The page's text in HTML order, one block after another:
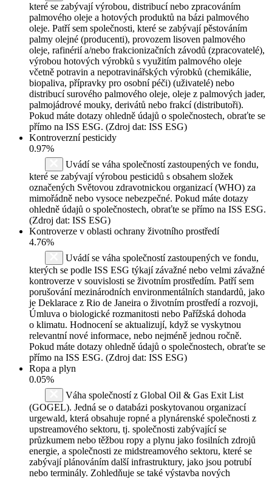
které se zabývají výrobou, distribucí nebo zpracováním
palmového oleje a hotových produktů na bázi palmového
oleje. Patří sem společnosti, které se zabývají pěstováním
palmy olejné (producenti), provozem lisoven palmového
oleje, rafinérií a/nebo frakcionizačních závodů (zpracovatelé),
výrobou hotových výrobků s využitím palmového oleje
včetně potravin a nepotravinářských výrobků (chemikálie,
biopaliva, přípravky pro osobní péči) (uživatelé) nebo
distribucí surového palmového oleje, oleje z palmových jader,
palmojádrové mouky, derivátů nebo frakcí (distributoři).
Pokud máte dotazy ohledně údajů o společnostech, obraťte se
přímo na ISS ESG. (Zdroj dat: ISS ESG)
Kontroverzní pesticidy
0.97%
Uvádí se váha společností zastoupených ve fondu,
které se zabývají výrobou pesticidů s obsahem složek
označených Světovou zdravotnickou organizací (WHO) za
mimořádně nebo vysoce nebezpečné. Pokud máte dotazy
ohledně údajů o společnostech, obraťte se přímo na ISS ESG.
(Zdroj dat: ISS ESG)
Kontroverze v oblasti ochrany životního prostředí
4.76%
Uvádí se váha společností zastoupených ve fondu,
kterých se podle ISS ESG týkají závažné nebo velmi závažné
kontroverze v souvislosti se životním prostředím. Patří sem
porušování mezinárodních environmentálních standardů, jako
je Deklarace z Rio de Janeira o životním prostředí a rozvoji,
Úmluva o biologické rozmanitosti nebo Pařížská dohoda
o klimatu. Hodnocení se aktualizují, když se vyskytnou
relevantní nové informace, nebo nejméně jednou ročně.
Pokud máte dotazy ohledně údajů o společnostech, obraťte se
přímo na ISS ESG. (Zdroj dat: ISS ESG)
Ropa a plyn
0.05%
Váha společností z Global Oil & Gas Exit List
(GOGEL). Jedná se o databázi poskytovanou organizací
urgewald, která obsahuje ropné a plynárenské společnosti z
upstreamového sektoru, tj. společnosti zabývající se
průzkumem nebo těžbou ropy a plynu jako fosilních zdrojů
energie, a společnosti ze midstreamového sektoru, které se
zabývají plánováním další infrastruktury, jako jsou potrubí
nebo terminály. Zohledňuje se také výstavba nových